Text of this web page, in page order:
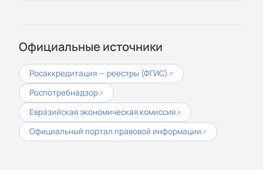
Официальные источники
Росаккредитация — реестры (ФГИС) ↗
Роспотребнадзор↗
Евразийская экономическая комиссия↗
Официальный портал правовой информации ↗